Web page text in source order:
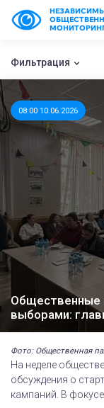
Фильтрация
08:00 10.06.2026
Общественные
выборами:
Фото: Общественная
На неделе
обсуждения о
кампаний. В